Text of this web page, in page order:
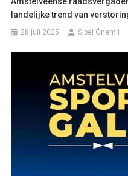
landelijke trend van
28 juli 2025 Sibel Önemli